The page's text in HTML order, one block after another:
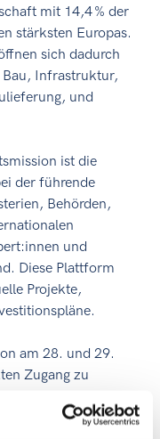
mit 14,4 % der
stärksten Europas.
sich dadurch
Bau, Infrastruktur,
und
ist die
der führende
Behörden,
und
Diese Plattform
Projekte,
am 28. und 29.
Zugang zu
Bauunternehmen in